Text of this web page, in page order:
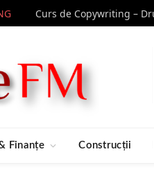
Finanțe Construcții